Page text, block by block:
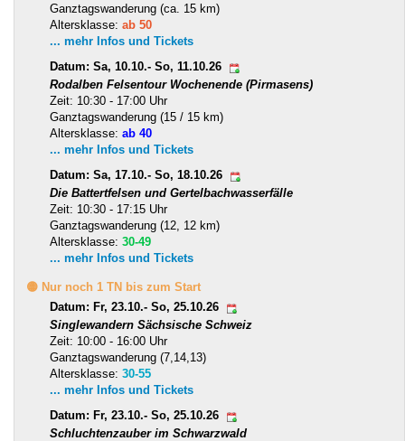
Ganztagswanderung (ca. 15 km)
Altersklasse: ab 50
... mehr Infos und Tickets
Datum: Sa, 10.10.- So, 11.10.26
Rodalben Felsentour Wochenende (Pirmasens)
Zeit: 10:30 - 17:00 Uhr
Ganztagswanderung (15 / 15 km)
Altersklasse: ab 40
... mehr Infos und Tickets
Datum: Sa, 17.10.- So, 18.10.26
Die Battertfelsen und Gertelbachwasserfälle
Zeit: 10:30 - 17:15 Uhr
Ganztagswanderung (12, 12 km)
Altersklasse: 30-49
... mehr Infos und Tickets
🟡 Nur noch 1 TN bis zum Start
Datum: Fr, 23.10.- So, 25.10.26
Singlewandern Sächsische Schweiz
Zeit: 10:00 - 16:00 Uhr
Ganztagswanderung (7,14,13)
Altersklasse: 30-55
... mehr Infos und Tickets
Datum: Fr, 23.10.- So, 25.10.26
Schluchtenzauber im Schwarzwald